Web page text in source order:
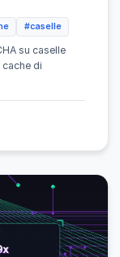
#caselle
su caselle
di